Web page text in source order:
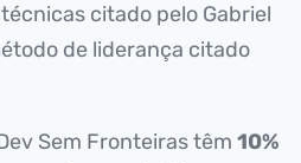
citado pelo Gabriel
de liderança citado
Sem Fronteiras têm 10%